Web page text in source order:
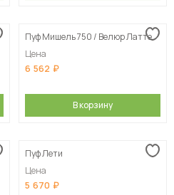
Пуф Мишель 750 / Велюр Латте
Цена
6 562
В корзину
Пуф Лети
Цена
5 670